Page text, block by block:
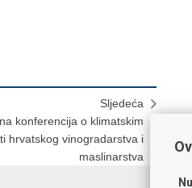
Sljedeća
konferencija o klimatskim
hrvatskog vinogradarstva i
maslinarstva